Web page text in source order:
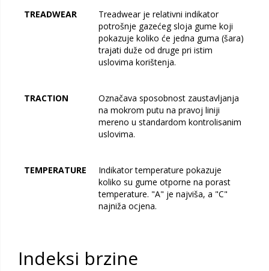
TREADWEAR
Treadwear je relativni indikator
potrošnje gazećeg sloja gume koji
pokazuje koliko će jedna guma (šara)
trajati duže od druge pri istim
uslovima korištenja.
TRACTION
Označava sposobnost zaustavljanja
na mokrom putu na pravoj liniji
mereno u standardom kontrolisanim
uslovima.
TEMPERATURE
Indikator temperature pokazuje
koliko su gume otporne na porast
temperature. "A" je najviša, a "C"
najniža ocjena.
Indeksi brzine